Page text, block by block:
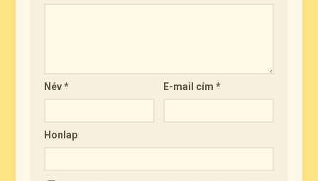
Név* E-mail cím*
Honlap